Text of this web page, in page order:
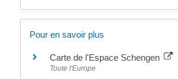
Pour en savoir plus
Carte de l'Espace Schengen
Toute l'Europe